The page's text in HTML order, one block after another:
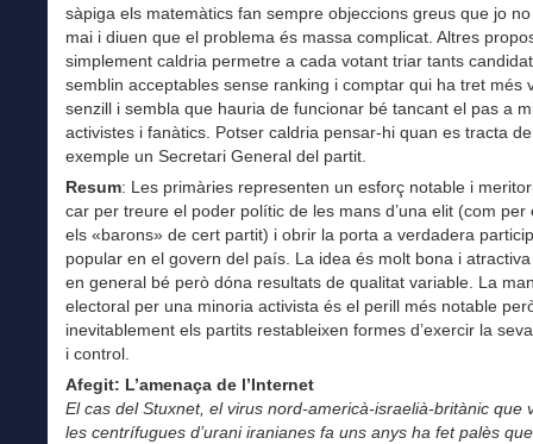
sàpiga els matemàtics fan sempre objeccions greus que jo
mai i diuen que el problema és massa complicat. Altres
simplement caldria permetre a cada votant triar tants
semblin acceptables sense ranking i comptar qui ha tret més
senzill i sembla que hauria de funcionar bé tancant el pas a
activistes i fanàtics. Potser caldria pensar-hi quan es tracta
exemple un Secretari General del partit.
Resum: Les primàries representen un esforç notable i
car per treure el poder polític de les mans d’una elit (com per
els «barons» de cert partit) i obrir la porta a verdadera
popular en el govern del país. La idea és molt bona i
en general bé però dóna resultats de qualitat variable. La
electoral per una minoria activista és el perill més notable
inevitablement els partits restableixen formes d’exercir la
i control.
Afegit: L’amenaça de l’Internet
El cas del Stuxnet, el virus nord-americà-israelià-britànic que
les centrífugues d’urani iranianes fa uns anys ha fet palès